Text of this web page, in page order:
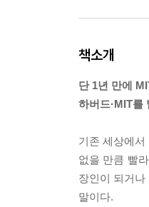
책소개
단 1년 만에
하버드·MIT를
기존 세상에
없을 만큼 빨
장인이 되거
말이다.